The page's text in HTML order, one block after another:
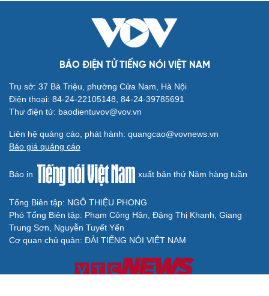
BÁO ĐIỆN TỬ TIẾNG NÓI VIỆT NAM
Trụ sở: 37 Bà Triệu, phường Cửa Nam, Hà Nội
Điện thoại: 84-24-22105148, 84-24-39785691
Thư điện tử: baodientuvov@vov.vn
Liên hệ quảng cáo, phát hành: quangcao@vovnews.vn
Báo giá quảng cáo
Báo in xuất bản thứ Năm hàng tuần
Tổng Biên tập: NGÔ THIỆU PHONG
Phó Tổng Biên tập: Phạm Công Hân, Đặng Thị Khanh, Giang
Trung Sơn, Nguyễn Tuyết Yến
Cơ quan chủ quản: ĐÀI TIẾNG NÓI VIỆT NAM